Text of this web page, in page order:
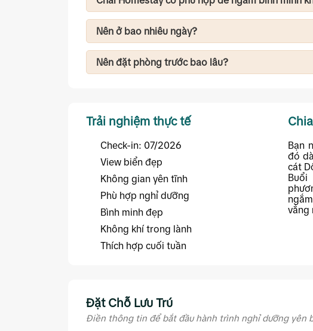
Có. Vì nằm rất gần biển Dốc Lết nên sáng sớm chỉ
minh, chụp ảnh hoặc dạo biển.
Nên ở bao nhiêu ngày?
FNBMaps gợi ý: 2 ngày 1 đêm: nghỉ dưỡng cuối
Lết, làng chài Ninh Thủy và các homestay ven biển.
Nên đặt phòng trước bao lâu?
Trải nghiệm thực tế
Check-in: 07/2026
View biển đẹp
Không gian yên tĩnh
Phù hợp nghỉ dưỡng
Bình minh đẹp
Không khí trong lành
Thích hợp cuối tuần
Bạn
đó
cát
vắng
Đặt Chỗ Lưu Trú
Điền thông tin để bắt đầu hành trình nghỉ dưỡng yên